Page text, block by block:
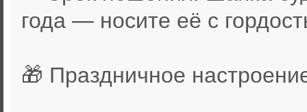
года — носите её с
🎁 Праздничное